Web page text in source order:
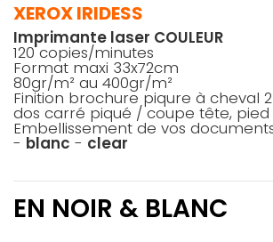
XEROX IRIDESS
Imprimante laser COULEUR
120 copies/minutes
Format maxi 33x72cm
80gr/m² au 400gr/m²
Finition brochure piqure à cheval
dos carré piqué / coupe tête, pied
Embellissement de vos
- blanc - clear
EN NOIR & BLANC